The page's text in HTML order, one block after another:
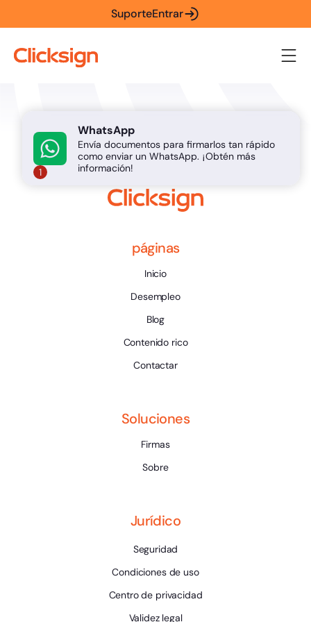
1
WhatsApp
Envía documentos para firmarlos tan rápido
como enviar un WhatsApp. ¡Obtén más
información!
SuporteEntrar
páginas
Inicio
Desempleo
Blog
Contenido rico
Contactar
Soluciones
Firmas
Sobre
Jurídico
Seguridad
Condiciones de uso
Centro de privacidad
Validez legal